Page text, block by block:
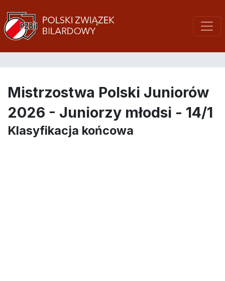
Mistrzostwa Polski Juniorów
2026 - Juniorzy młodsi - 14/1
Klasyfikacja końcowa